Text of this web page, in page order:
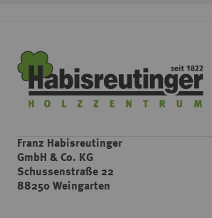
Franz Habisreutinger
GmbH & Co. KG
Schussenstraße 22
88250 Weingarten